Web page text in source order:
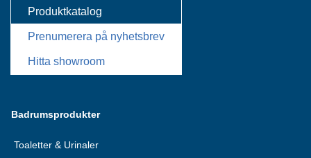
Produktkatalog
Prenumerera på nyhetsbrev
Hitta showroom
Badrumsprodukter
Toaletter & Urinaler